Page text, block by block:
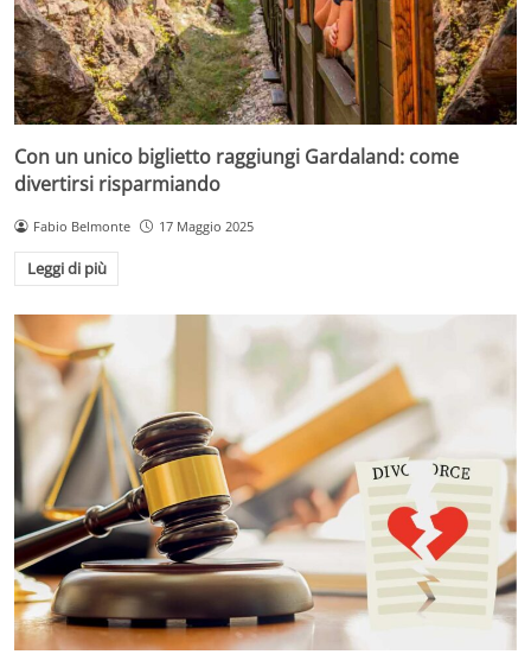
Con un unico biglietto raggiungi Gardaland: come
divertirsi risparmiando
Fabio Belmonte 17 Maggio 2025
Leggi di più